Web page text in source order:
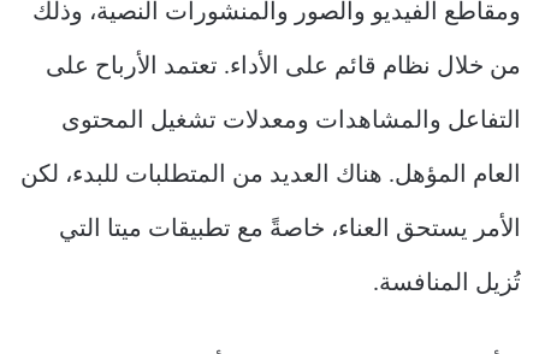
ومقاطع الفيديو والصور والمنشورات النصية، وذلك
من خلال نظام قائم على الأداء. تعتمد الأرباح على
التفاعل والمشاهدات ومعدلات تشغيل المحتوى
العام المؤهل. هناك العديد من المتطلبات للبدء، لكن
الأمر يستحق العناء، خاصةً مع تطبيقات ميتا التي
تُزيل المنافسة.